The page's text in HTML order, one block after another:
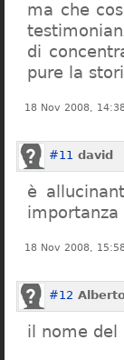
ma che
di
pure la
18 Nov 2008,
#11 david
è
18 Nov 2008,
#12
il nome del